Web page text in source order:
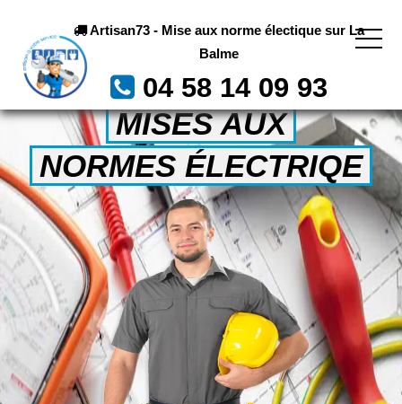
Artisan73 - Mise aux norme électique sur La
Balme
04 58 14 09 93
MISES AUX
NORMES ÉLECTRIQE